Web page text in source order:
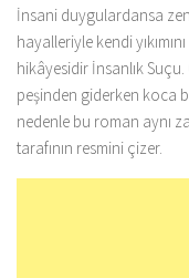
İnsani duygulardansa
hayalleriyle kendi
hikâyesidir İnsanlık
peşinden giderken koca
nedenle bu roman aynı
tarafının resmini çizer.